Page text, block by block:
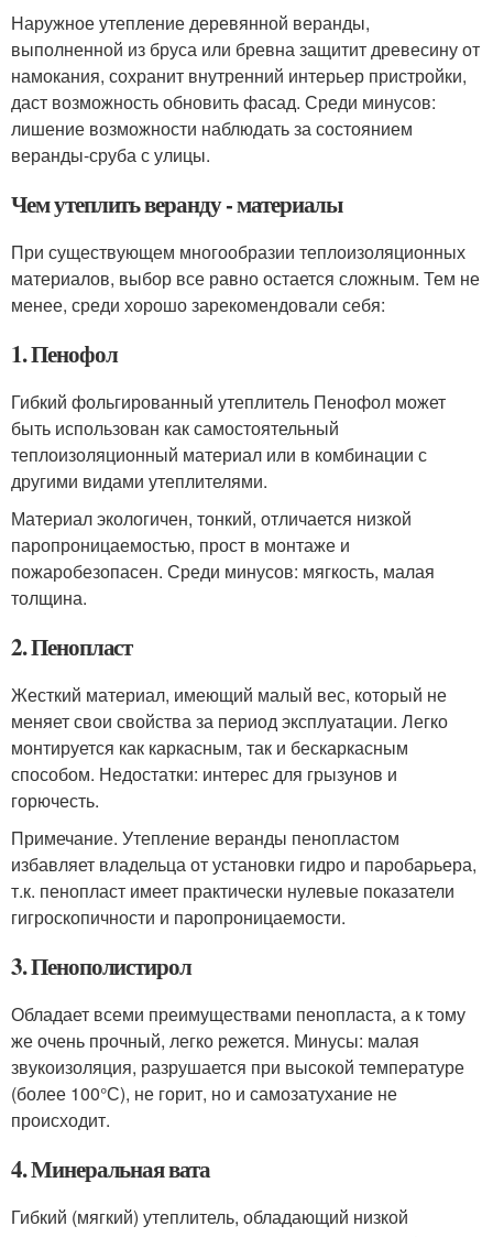
Наружное утепление деревянной веранды,
выполненной из бруса или бревна защитит древесину от
намокания, сохранит внутренний интерьер пристройки,
даст возможность обновить фасад. Среди минусов:
лишение возможности наблюдать за состоянием
веранды-сруба с улицы.
Чем утеплить веранду - материалы
При существующем многообразии теплоизоляционных
материалов, выбор все равно остается сложным. Тем не
менее, среди хорошо зарекомендовали себя:
1. Пенофол
Гибкий фольгированный утеплитель Пенофол может
быть использован как самостоятельный
теплоизоляционный материал или в комбинации с
другими видами утеплителями.
Материал экологичен, тонкий, отличается низкой
паропроницаемостью, прост в монтаже и
пожаробезопасен. Среди минусов: мягкость, малая
толщина.
2. Пенопласт
Жесткий материал, имеющий малый вес, который не
меняет свои свойства за период эксплуатации. Легко
монтируется как каркасным, так и бескаркасным
способом. Недостатки: интерес для грызунов и
горючесть.
Примечание. Утепление веранды пенопластом
избавляет владельца от установки гидро и паробарьера,
т.к. пенопласт имеет практически нулевые показатели
гигроскопичности и паропроницаемости.
3. Пенополистирол
Обладает всеми преимуществами пенопласта, а к тому
же очень прочный, легко режется. Минусы: малая
звукоизоляция, разрушается при высокой температуре
(более 100°С), не горит, но и самозатухание не
происходит.
4. Минеральная вата
Гибкий (мягкий) утеплитель, обладающий низкой